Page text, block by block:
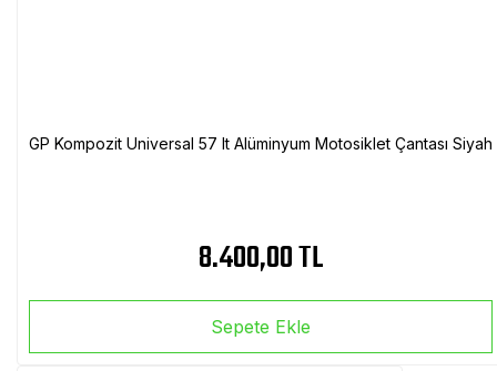
GP Kompozit Universal 57 lt Alüminyum Motosiklet Çantası Siyah
8.400,00 TL
Sepete Ekle